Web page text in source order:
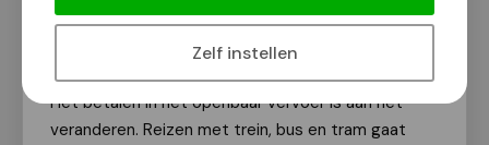
Zelf instellen
Van onze redactie
Het betalen in het openbaar vervoer is aan het
veranderen. Reizen met trein, bus en tram gaat